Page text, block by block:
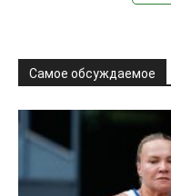
Самое обсуждаемое